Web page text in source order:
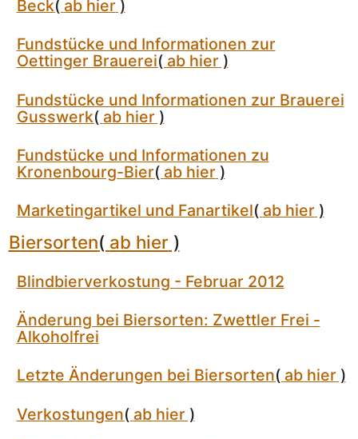
Beck( ab hier)
Fundstücke und Informationen zur
Oettinger Brauerei( ab hier)
Fundstücke und Informationen zur Brauerei
Gusswerk( ab hier)
Fundstücke und Informationen zu
Kronenbourg-Bier( ab hier)
Marketingartikel und Fanartikel( ab hier)
Biersorten( ab hier)
Blindbierverkostung - Februar 2012
Änderung bei Biersorten: Zwettler Frei -
Alkoholfrei
Letzte Änderungen bei Biersorten( ab hier)
Verkostungen( ab hier)